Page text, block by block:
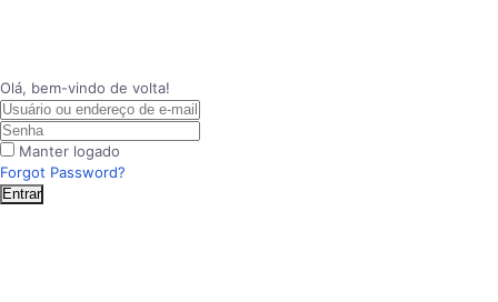
Olá, bem-vindo de volta!
Manter logado
Forgot Password?
Entrar